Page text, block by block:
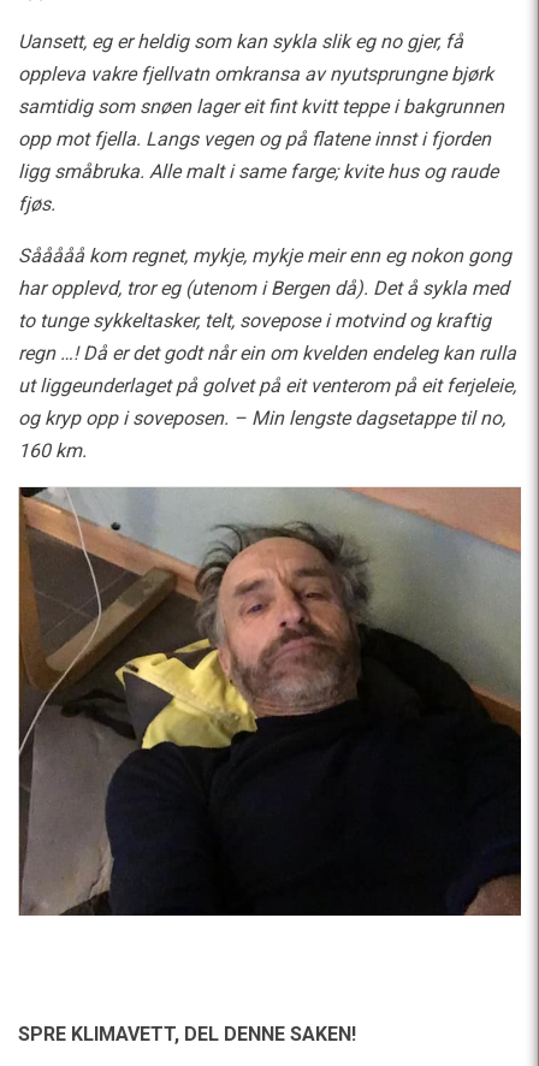
Uansett, eg er heldig som kan sykla slik eg no gjer, få
oppleva vakre fjellvatn omkransa av nyutsprungne bjørk
samtidig som snøen lager eit fint kvitt teppe i bakgrunnen
opp mot fjella. Langs vegen og på flatene innst i fjorden
ligg småbruka. Alle malt i same farge; kvite hus og raude
fjøs.
Sååååå kom regnet, mykje, mykje meir enn eg nokon gong
har opplevd, tror eg (utenom i Bergen då). Det å sykla med
to tunge sykkeltasker, telt, sovepose i motvind og kraftig
regn …! Då er det godt når ein om kvelden endeleg kan rulla
ut liggeunderlaget på golvet på eit venterom på eit ferjeleie,
og kryp opp i soveposen. – Min lengste dagsetappe til no,
160 km.
SPRE KLIMAVETT, DEL DENNE SAKEN!